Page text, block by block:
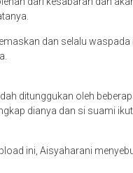
dan selalu
ditunggukan oleh
dianya dan si suami
ini, Aisyaharani